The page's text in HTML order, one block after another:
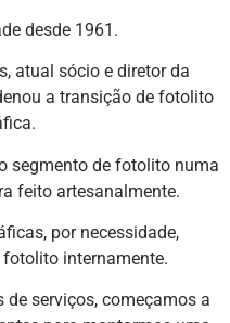
desde 1961.
atual sócio e diretor da
a transição de fotolito
segmento de fotolito numa
feito artesanalmente.
por necessidade,
internamente.
de serviços, começamos a